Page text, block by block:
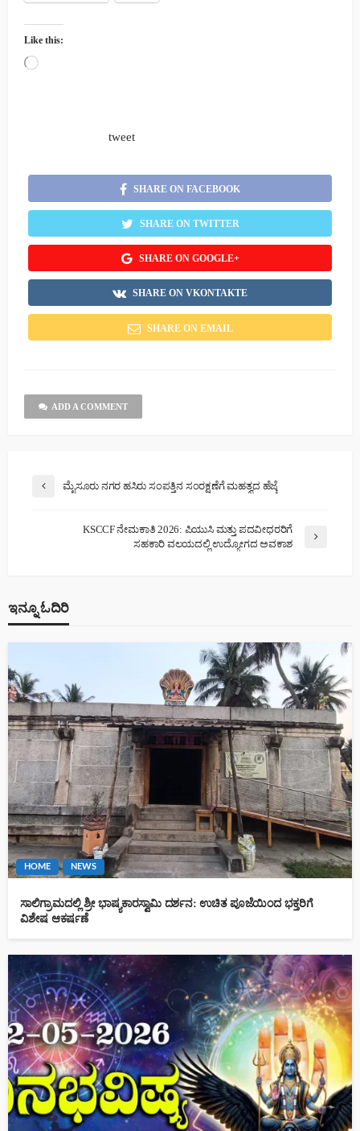
Like this:
Loading…
tweet
SHARE ON FACEBOOK
SHARE ON TWITTER
SHARE ON GOOGLE+
SHARE ON VKONTAKTE
SHARE ON EMAIL
ADD A COMMENT
ಮೈಸೂರು ನಗರ ಹಸಿರು ಸಂಪತ್ತಿನ ಸಂರಕ್ಷಣೆಗೆ ಮಹತ್ವದ ಹೆಜ್ಜೆ
KSCCF ನೇಮಕಾತಿ 2026: ಪಿಯುಸಿ ಮತ್ತು ಪದವೀಧರರಿಗೆ
ಸಹಕಾರಿ ವಲಯದಲ್ಲಿ ಉದ್ಯೋಗದ ಅವಕಾಶ
ಇನ್ನೂ ಓದಿರಿ
HOME NEWS
ಸಾಲಿಗ್ರಾಮದಲ್ಲಿ ಶ್ರೀ ಭಾಷ್ಯಕಾರಸ್ವಾಮಿ ದರ್ಶನ: ಉಚಿತ ಪೂಜೆಯಿಂದ ಭಕ್ತರಿಗೆ
ವಿಶೇಷ ಆಕರ್ಷಣೆ